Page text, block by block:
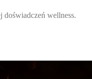
doświadczeń wellness.